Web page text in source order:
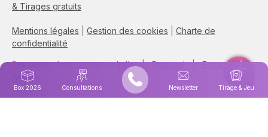
Box 2026 Consultations Newsletter Tirage & Jeu
& Tirages gratuits
Mentions légales Gestion des cookies
Charte de
confidentialité
Retrouvez Astrocenter enItalie|Portugal|Espagne|
Anglais